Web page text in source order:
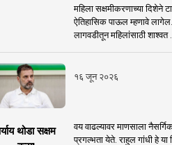
महिला सक्षमीकरणाच्या
ऐतिहासिक पाऊल म्हणावे
लागवडीतून महिलांसाठी शाश्वत ..
१६ जून २०२६
थोडा सक्षम
वय वाढल्यावर माणसाला
प्रगल्भता येते. राहुल गांधी हे या